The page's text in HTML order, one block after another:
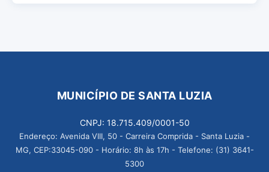
MUNICÍPIO DE SANTA LUZIA
CNPJ: 18.715.409/0001-50
Endereço: Avenida VIII, 50 - Carreira Comprida - Santa Luzia -
MG, CEP:33045-090 - Horário: 8h às 17h - Telefone: (31) 3641-
5300